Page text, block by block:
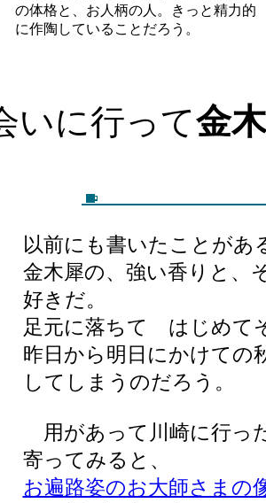
の体格と、お人柄の人。きっと精力的
に作陶していることだろう。
いに行って金
以前にも書いたことがあ
金木犀の、強い香りと、
好きだ。
足元に落ちて はじめて
昨日から明日にかけての
してしまうのだろう。
用があって川崎に行っ
寄ってみると、
お遍路姿のお大師さまの